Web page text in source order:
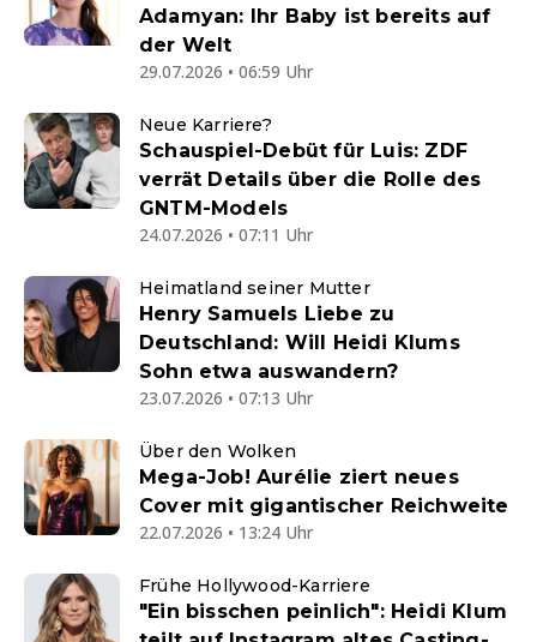
Adamyan: Ihr Baby ist bereits auf
der Welt
29.07.2026 • 06:59 Uhr
Neue Karriere?
Schauspiel-Debüt für Luis: ZDF
verrät Details über die Rolle des
GNTM-Models
24.07.2026 • 07:11 Uhr
Heimatland seiner Mutter
Henry Samuels Liebe zu
Deutschland: Will Heidi Klums
Sohn etwa auswandern?
23.07.2026 • 07:13 Uhr
Über den Wolken
Mega-Job! Aurélie ziert neues
Cover mit gigantischer Reichweite
22.07.2026 • 13:24 Uhr
Frühe Hollywood-Karriere
"Ein bisschen peinlich": Heidi Klum